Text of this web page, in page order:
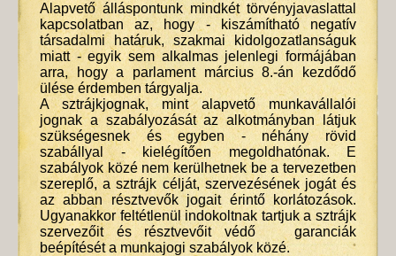
Alapvető álláspontunk mindkét törvényjavaslattal
kapcsolatban az, hogy - kiszámítható negatív
társadalmi határuk, szakmai kidolgozatlanságuk
miatt - egyik sem alkalmas jelenlegi formájában
arra, hogy a parlament március 8.-án kezdődő
ülése érdemben tárgyalja.
A sztrájkjognak, mint alapvető munkavállalói
jognak a szabályozását az alkotmányban látjuk
szükségesnek és egyben - néhány rövid
szabállyal - kielégítően megoldhatónak. E
szabályok közé nem kerülhetnek be a tervezetben
szereplő, a sztrájk célját, szervezésének jogát és
az abban résztvevők jogait érintő korlátozások.
Ugyanakkor feltétlenül indokoltnak tartjuk a sztrájk
szervezőit és résztvevőit védő garanciák
beépítését a munkajogi szabályok közé.